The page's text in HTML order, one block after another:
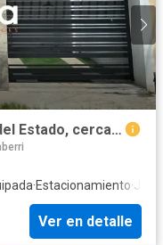
Casa en Renta Col. Burócratas del Estado, cerca de Av. Leones y Av. Rangel Frías, Monterrey
·Estacionamiento·
Ver en detalle